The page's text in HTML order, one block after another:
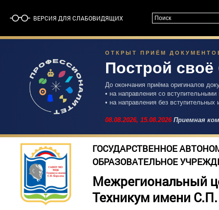
ВЕРСИЯ ДЛЯ СЛАБОВИДЯЩИХ
ОТКРЫТ ПРИЁМ
Построй
До окончания приёма оригиналов
• на направления со
• на направления без
08.08.2026, 15.08.2026Приемная
ГОСУДАРСТВЕННОЕ
ОБРАЗОВАТЕЛЬНОЕ
Межрегиональный
Техникум имени